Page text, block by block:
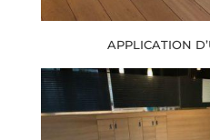
APPLICATION